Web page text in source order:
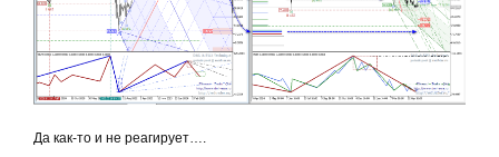
Да как-то и не реагирует….